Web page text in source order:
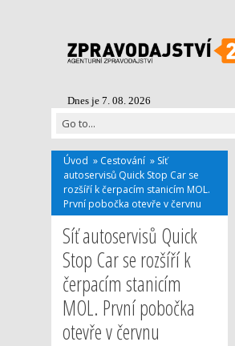
Dnes je 7. 08. 2026
Úvod » Cestování » Síť
autoservisů Quick Stop Car se
rozšíří k čerpacím stanicím MOL.
První pobočka otevře v červnu
Síť autoservisů Quick
Stop Car se rozšíří k
čerpacím stanicím
MOL. První pobočka
otevře v červnu